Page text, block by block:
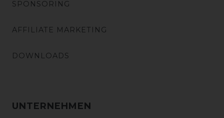
SPONSORING
AFFILIATE MARKETING
DOWNLOADS
UNTERNEHMEN